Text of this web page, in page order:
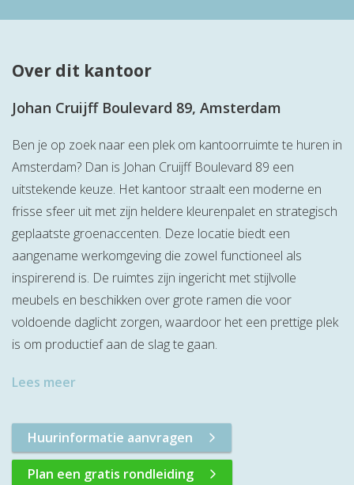
Over dit kantoor
Johan Cruijff Boulevard 89, Amsterdam
Ben je op zoek naar een plek om kantoorruimte te huren in
Amsterdam? Dan is Johan Cruijff Boulevard 89 een
uitstekende keuze. Het kantoor straalt een moderne en
frisse sfeer uit met zijn heldere kleurenpalet en strategisch
geplaatste groenaccenten. Deze locatie biedt een
aangename werkomgeving die zowel functioneel als
inspirerend is. De ruimtes zijn ingericht met stijlvolle
meubels en beschikken over grote ramen die voor
voldoende daglicht zorgen, waardoor het een prettige plek
is om productief aan de slag te gaan.
Lees meer
Huurinformatie aanvragen
Plan een gratis rondleiding